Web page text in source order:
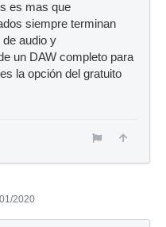
es mas que
siempre terminan
audio y
un DAW completo para
la opción del gratuito
2020